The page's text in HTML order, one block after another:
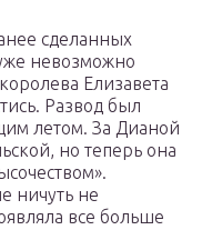
сделанных
невозможно
Елизавета
Развод был
летом. За Дианой
но теперь она
ничуть не
все больше